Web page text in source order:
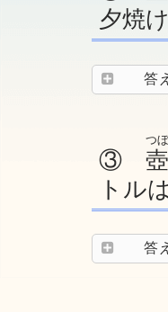
夕焼
答え
③
つ
トル
答え